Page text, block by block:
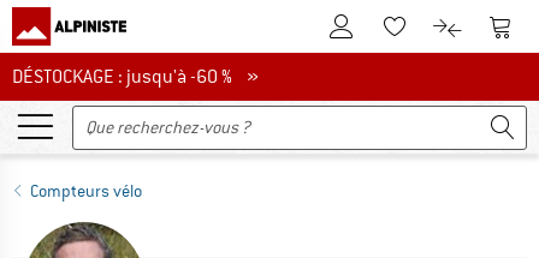
Vers le compte client
Vers la liste
Vers le
DÉSTOCKAGE : jusqu'à -60 %
DÉSTOCKAGE : jusqu'à -60 % »
Compteurs vélo